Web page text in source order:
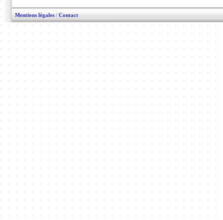
Mentions légales / Contact